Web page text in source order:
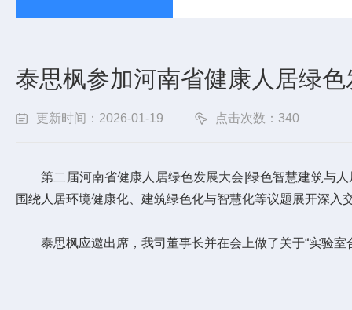
泰思枫参加河南省健康人居绿
更新时间：2026-01-19 点击次数：340
第二届河南省健康人居绿色发展大会|绿色智慧建筑与人
围绕人居环境健康化、建筑绿色化与智慧化等议题展开深入
泰思枫应邀出席，我司董事长并在会上做了关于“实验室